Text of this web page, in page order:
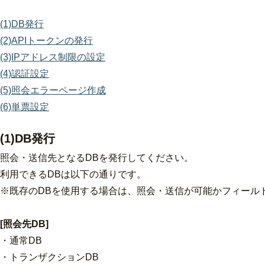
(1)DB発行
(2)APIトークンの発行
(3)IPアドレス制限の設定
(4)認証設定
(5)照会エラーページ作成
(6)単票設定
(1)DB発行
照会・送信先となるDBを発行してください。
利用できるDBは以下の通りです。
※既存のDBを使用する場合は、照会・送信が可能かフィール
[照会先DB]
・通常DB
・トランザクションDB